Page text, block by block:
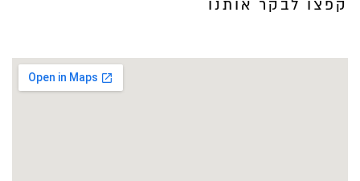
קפצו לבקר אותנו